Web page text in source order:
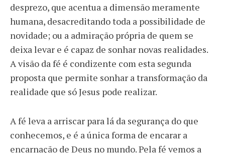
desprezo, que acentua a dimensão meramente
humana, desacreditando toda a possibilidade de
novidade; ou a admiração própria de quem se
deixa levar e é capaz de sonhar novas realidades.
A visão da fé é condizente com esta segunda
proposta que permite sonhar a transformação da
realidade que só Jesus pode realizar.
A fé leva a arriscar para lá da segurança do que
conhecemos, e é a única forma de encarar a
encarnação de Deus no mundo. Pela fé vemos a